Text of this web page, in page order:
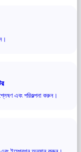
এবং পরিকল্পনা করুন।